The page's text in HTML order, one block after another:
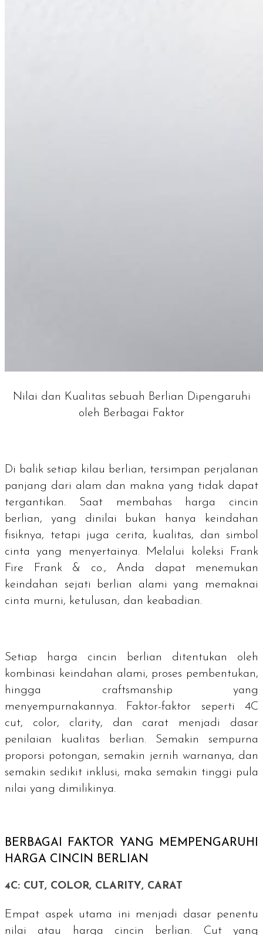
Nilai dan Kualitas sebuah Berlian Dipengaruhi
oleh Berbagai Faktor
Di balik setiap kilau berlian, tersimpan perjalanan
panjang dari alam dan makna yang tidak dapat
tergantikan. Saat membahas harga cincin
berlian, yang dinilai bukan hanya keindahan
fisiknya, tetapi juga cerita, kualitas, dan simbol
cinta yang menyertainya. Melalui koleksi Frank
Fire Frank & co., Anda dapat menemukan
keindahan sejati berlian alami yang memaknai
cinta murni, ketulusan, dan keabadian.
Setiap harga cincin berlian ditentukan oleh
kombinasi keindahan alami, proses pembentukan,
hingga craftsmanship yang
menyempurnakannya. Faktor-faktor seperti 4C
cut, color, clarity, dan carat menjadi dasar
penilaian kualitas berlian. Semakin sempurna
proporsi potongan, semakin jernih warnanya, dan
semakin sedikit inklusi, maka semakin tinggi pula
nilai yang dimilikinya.
BERBAGAI FAKTOR YANG MEMPENGARUHI
HARGA CINCIN BERLIAN
4C: CUT , COLOR, CLARITY, CARAT
Empat aspek utama ini menjadi dasar penentu
nilai atau harga cincin berlian. Cutyang